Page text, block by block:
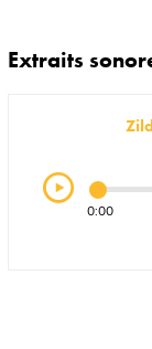
Extraits
0:00